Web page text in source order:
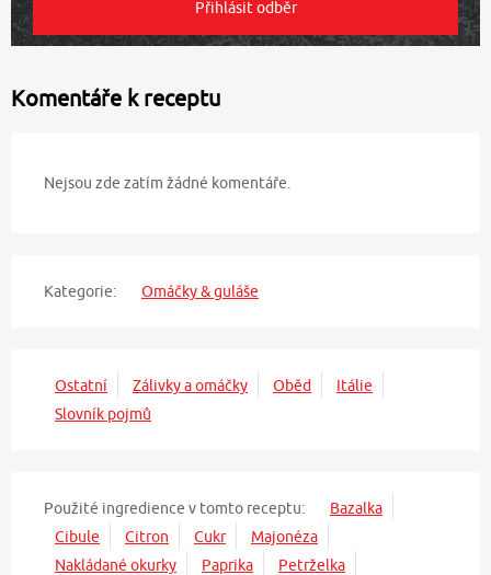
Komentáře k receptu
Nejsou zde zatím žádné komentáře.
Kategorie: Omáčky & guláše
Ostatní Zálivky a omáčky Oběd
Itálie
Slovník pojmů
Použité ingredience v tomto receptu:
Bazalka
Cibule
Citron Cukr
Majonéza
Nakládané okurky
Paprika
Petrželka